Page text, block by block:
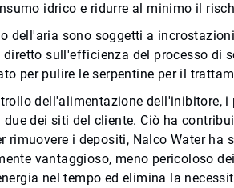
idrico e ridurre al minimo il
dell'aria sono soggetti a
sull'efficienza del processo di
per pulire le serpentine per il
dell'alimentazione dell'inibitore,
dei siti del cliente. Ciò ha
rimuovere i depositi, Nalco Water
vantaggioso, meno pericoloso
nel tempo ed elimina la